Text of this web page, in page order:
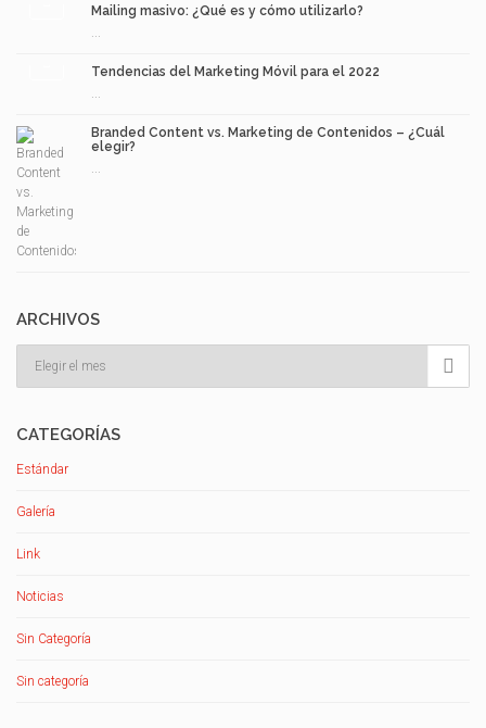
Mailing masivo: ¿Qué es y cómo utilizarlo?
Tendencias del Marketing Móvil para el 2022
Branded Content vs. Marketing de Contenidos – ¿Cuál
elegir?
ARCHIVOS

CATEGORÍAS
Estándar
Galería
Link
Noticias
Sin Categoría
Sin categoría